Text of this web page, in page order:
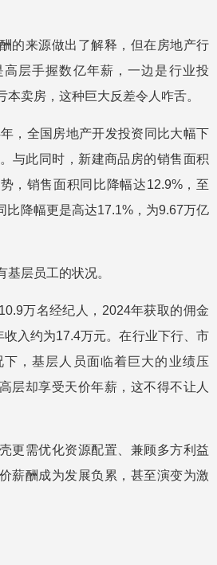
的来源做出了解释，但在房地产行
层手握数亿年薪，一边是行业投
本卖房，这种巨大反差令人咋舌。
，全国房地产开发投资同比大幅下
与此同时，新建商品房的销售面积
，销售面积同比降幅达12.9%，至
比降幅更是高达17.1%，为9.67万亿
层员工的状况。
万名经纪人，2024年获取的佣金
入约为17.4万元。在行业下行、市
，基层人员面临着巨大的业绩压
层却享受天价年薪，这不得不让人
更需优化资源配置、兼顾多方利益
薪酬成为发展负累，甚至演变为激